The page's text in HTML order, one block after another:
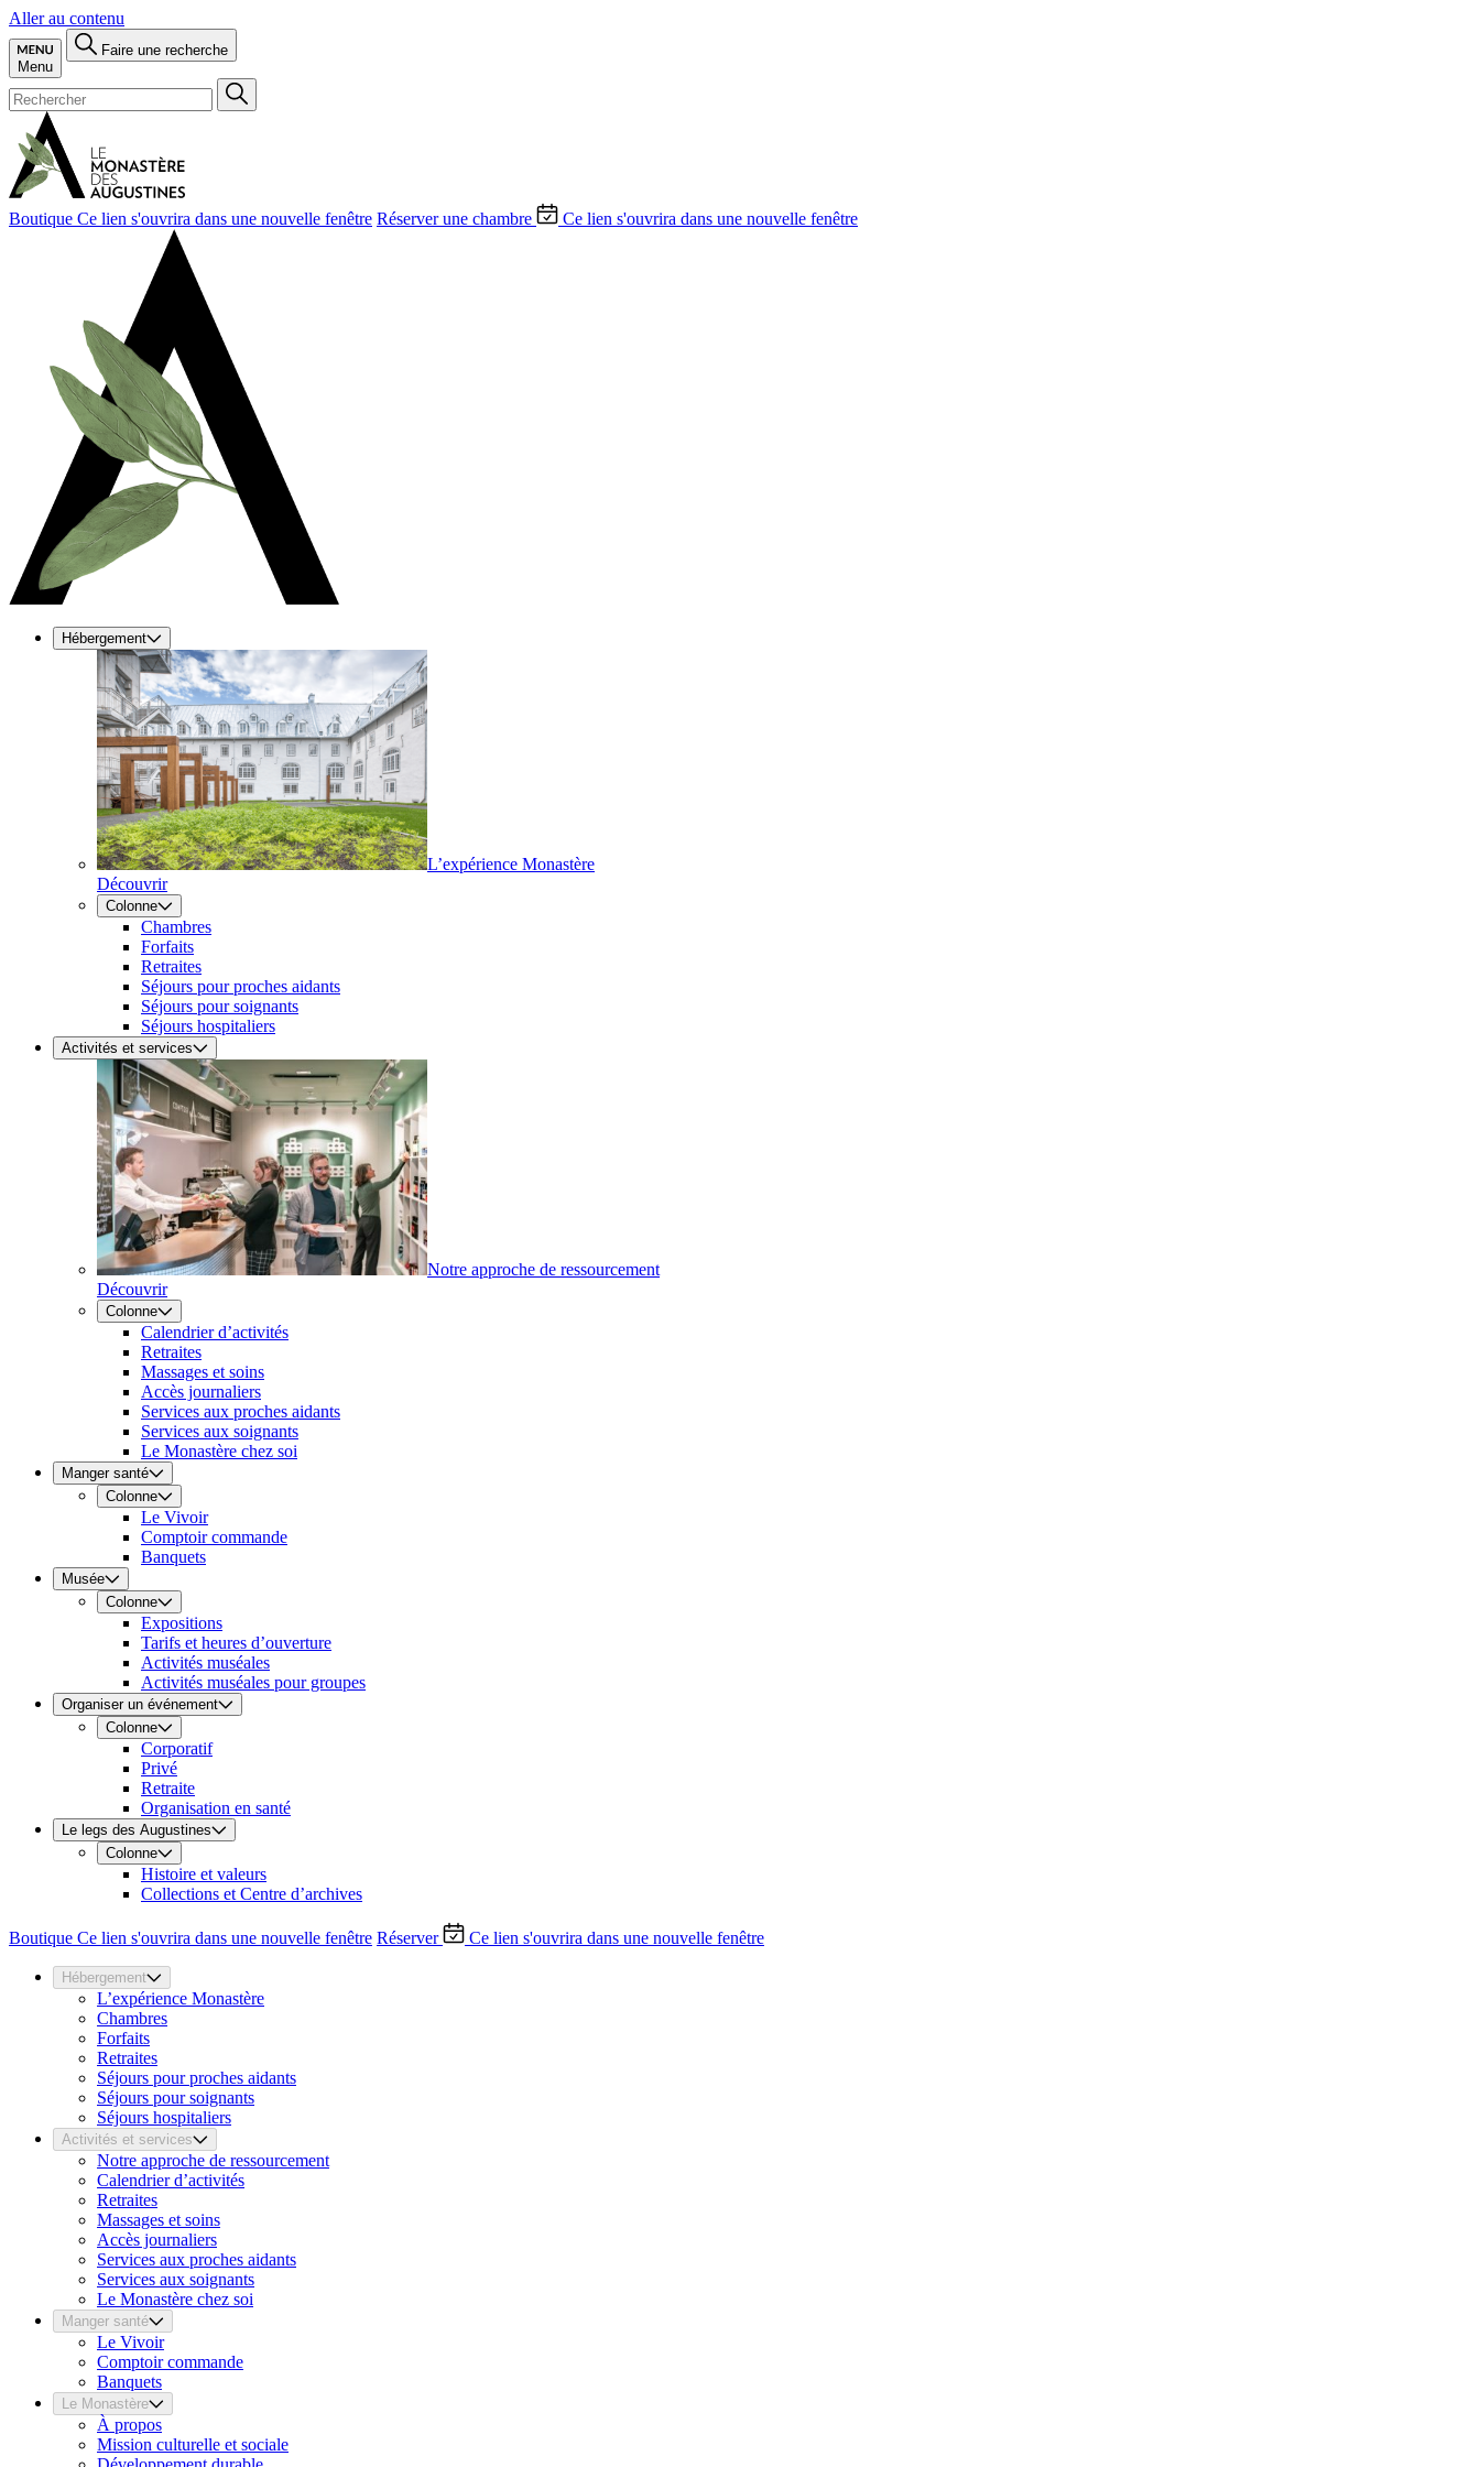
Aller au contenu
Menu
Faire une recherche
Boutique Ce lien s'ouvrira dans une nouvelle fenêtre Réserver une chambre Ce lien s'ouvrira dans une nouvelle fenêtre
Hébergement
L’expérience Monastère
Découvrir
Colonne
Chambres
Forfaits
Retraites
Séjours pour proches aidants
Séjours pour soignants
Séjours hospitaliers
Activités et services
Notre approche de ressourcement
Découvrir
Colonne
Calendrier d’activités
Retraites
Massages et soins
Accès journaliers
Services aux proches aidants
Services aux soignants
Le Monastère chez soi
Manger santé
Colonne
Le Vivoir
Comptoir commande
Banquets
Musée
Colonne
Expositions
Tarifs et heures d’ouverture
Activités muséales
Activités muséales pour groupes
Organiser un événement
Colonne
Corporatif
Privé
Retraite
Organisation en santé
Le legs des Augustines
Colonne
Histoire et valeurs
Collections et Centre d’archives
Boutique Ce lien s'ouvrira dans une nouvelle fenêtre Réserver Ce lien s'ouvrira dans une nouvelle fenêtre
Hébergement
L’expérience Monastère
Chambres
Forfaits
Retraites
Séjours pour proches aidants
Séjours pour soignants
Séjours hospitaliers
Activités et services
Notre approche de ressourcement
Calendrier d’activités
Retraites
Massages et soins
Accès journaliers
Services aux proches aidants
Services aux soignants
Le Monastère chez soi
Manger santé
Le Vivoir
Comptoir commande
Banquets
Le Monastère
À propos
Mission culturelle et sociale